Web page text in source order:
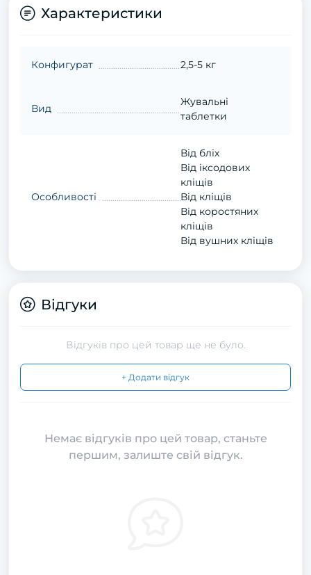
Характеристики
Конфигурат 2,5-5 кг
Вид
Жувальні
таблетки
Особливості
Від бліх
Від іксодових
кліщів
Від кліщів
Від коростяних
кліщів
Від вушних кліщів
Відгуки
Відгуків про цей товар ще не було.
+ Додати відгук
Немає відгуків про цей товар, станьте
першим, залиште свій відгук.